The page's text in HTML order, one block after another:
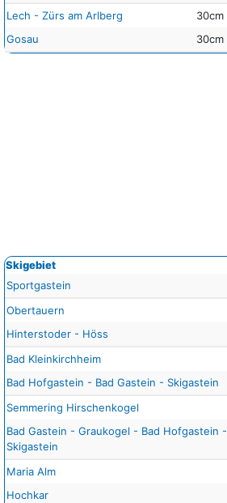
Lech - Zürs am Arlberg
30cm
Gosau
30cm
Skigebiet
Sportgastein
Obertauern
Hinterstoder - Höss
Bad Kleinkirchheim
Bad Hofgastein - Bad Gastein - Skigastein
Semmering Hirschenkogel
Bad Gastein - Graukogel - Bad Hofgastein -
Skigastein
Maria Alm
Hochkar